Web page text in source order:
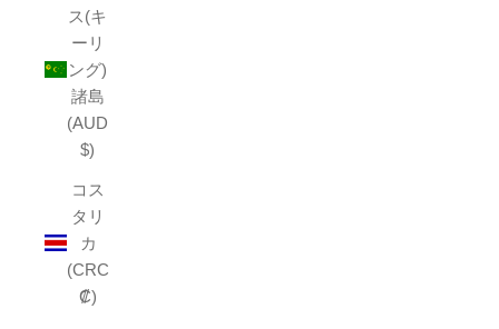
ス(キ
ーリ
ング)
諸島
(AUD
$)
コス
タリ
カ
(CRC
₡)